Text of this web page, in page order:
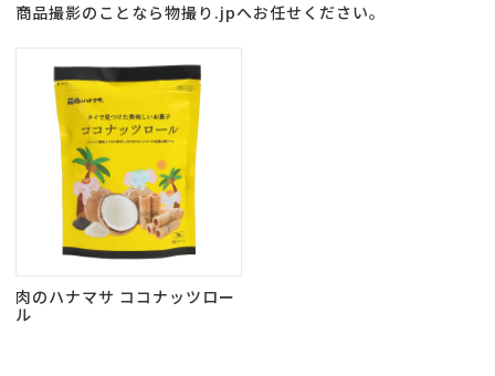
商品撮影のことなら物撮り.jpへお任せください。
肉のハナマサ ココナッツロー
ル